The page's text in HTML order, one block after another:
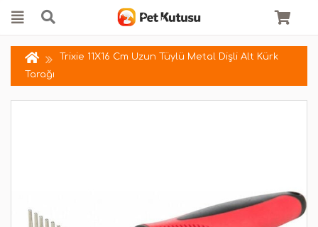
Trixie 11X16 Cm Uzun Tüylü Metal Dişli Alt Kürk
Tarağı